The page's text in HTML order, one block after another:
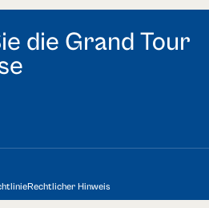
die Grand Tour
Rechtlicher Hinweis